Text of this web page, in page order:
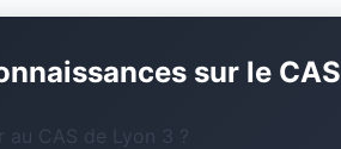
sur le CAS
CAS de Lyon 3 ?